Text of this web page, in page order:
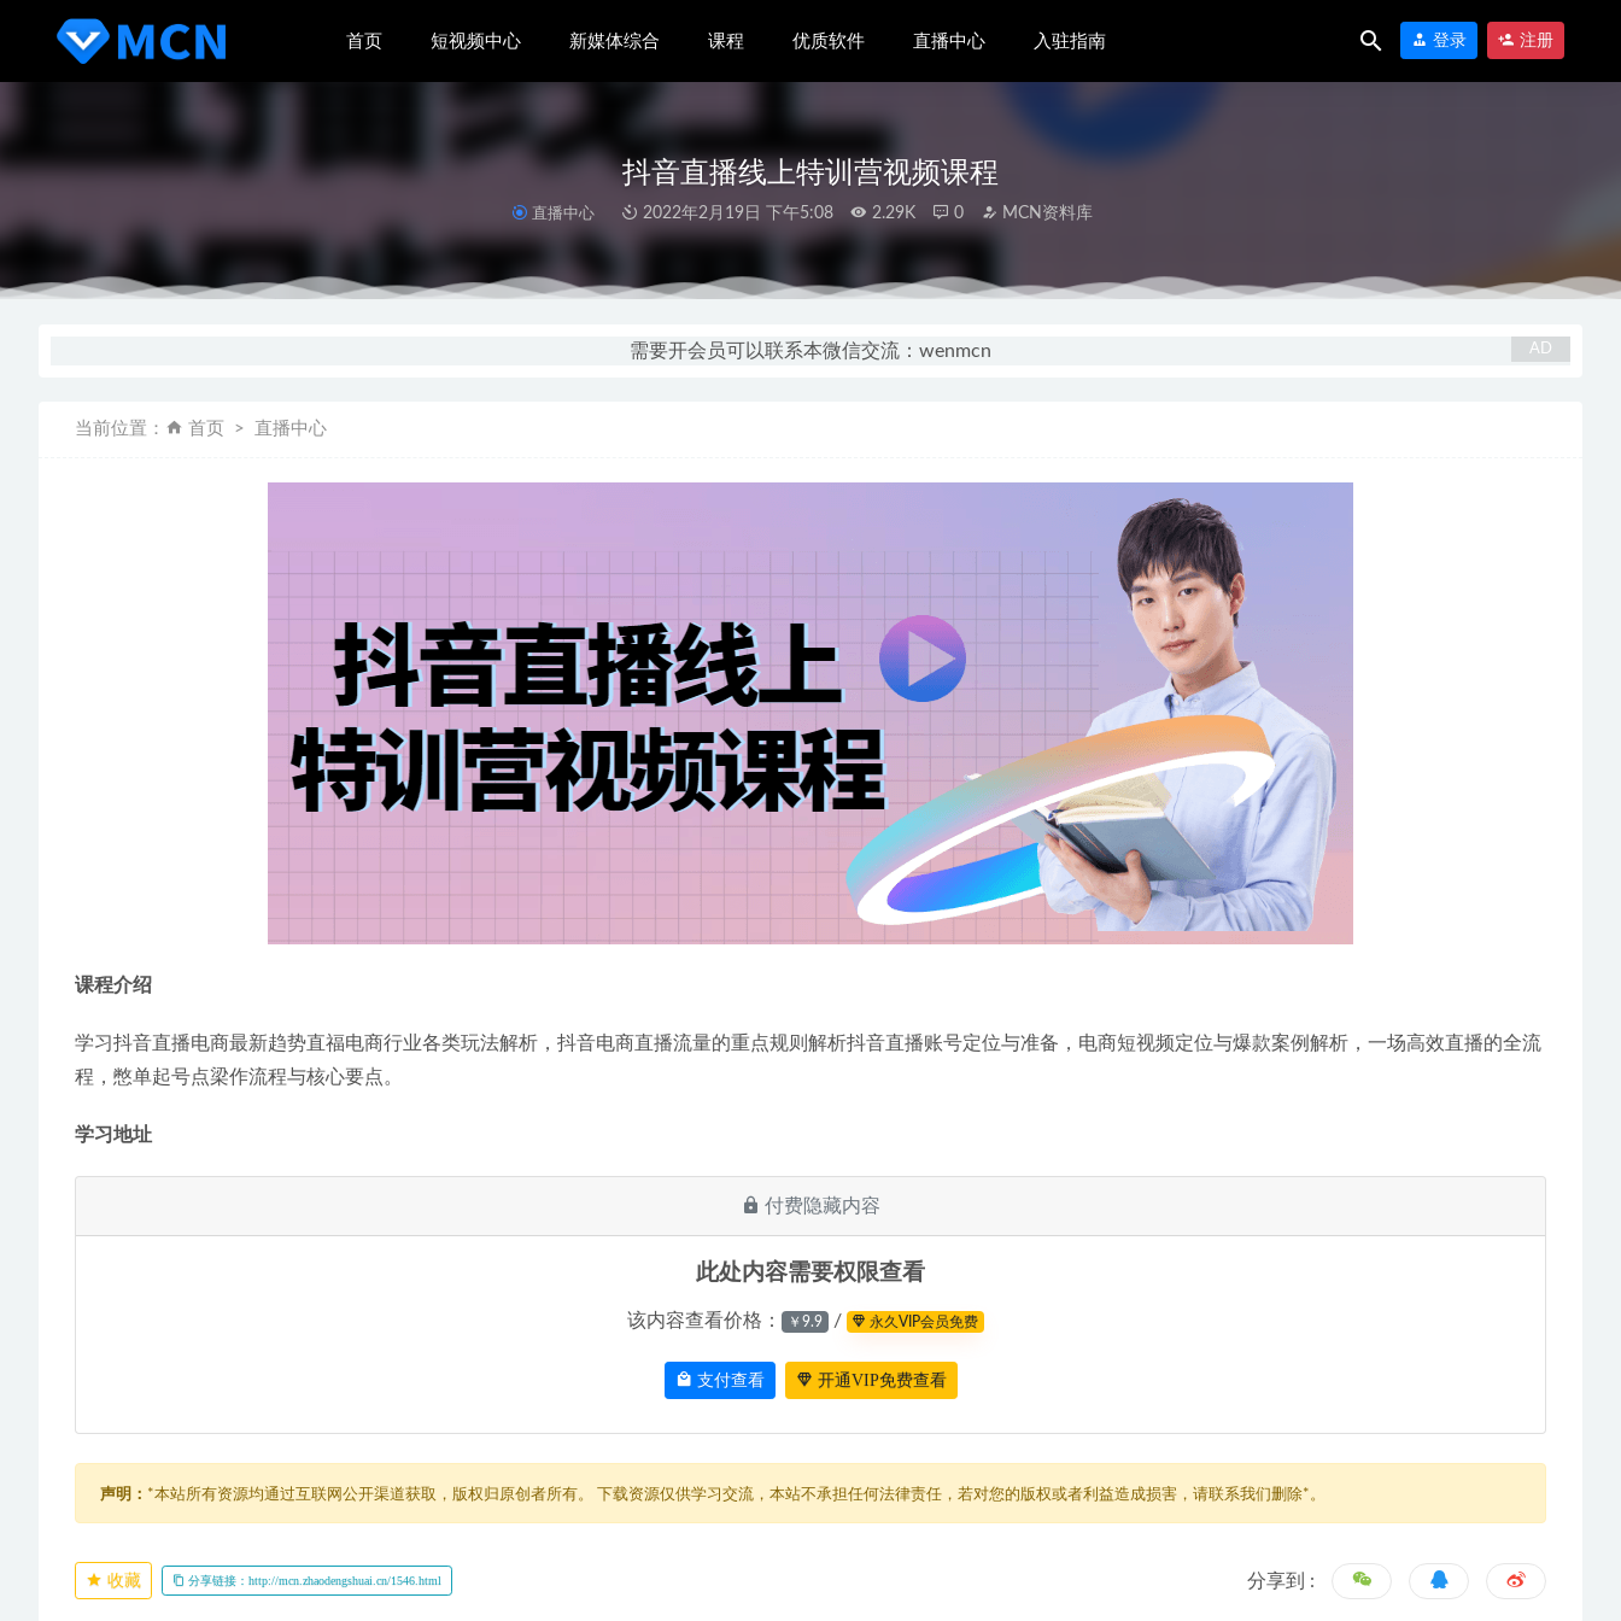
首页 短视频中心 新媒体综合 课程 优质软件 直播中心 入驻指南 登录 注册
抖音直播线上特训营视频课程
直播中心 2022年2月19日 下午5:08 2.29K 0 MCN资料库
需要开会员可以联系本微信交流：wenmcn
当前位置： 首页 直播中心
课程介绍
学习抖音直播电商最新趋势直福电商行业各类玩法解析，抖音电商直播流量的重点规则解析抖音直播账号定位与准备，电商短视频定位与爆款案例解析，一场高效直播的全流
程，憋单起号点梁作流程与核心要点。
学习地址
付费隐藏内容
此处内容需要权限查看
该内容查看价格： ￥9.9 / 永久VIP会员免费
支付查看 开通VIP免费查看
声明： *本站所有资源均通过互联网公开渠道获取，版权归原创者所有。 下载资源仅供学习交流，本站不承担任何法律责任，若对您的版权或者利益造成损害，请联系我们删除*。
收藏 分享链接：http://mcn.zhaodengshuai.cn/1546.html 分享到 :
FCPX从入门到大神剪辑教程 2021-03-28
美拍MCN机构入驻指南 2020-11-09